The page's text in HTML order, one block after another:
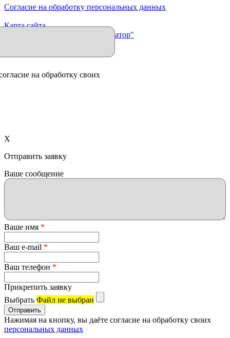
Согласие на обработку персональных данных
Карта сайта
Продвижение сайта "Иллюминатор"
на обработку своих
X
Отправить заявку
Ваше сообщение
Ваше имя *
Ваш e-mail *
Ваш телефон *
Прикрепить заявку
Выбрать Файл не выбран
Нажимая на кнопку, вы даёте согласие на обработку своих
персональных данных